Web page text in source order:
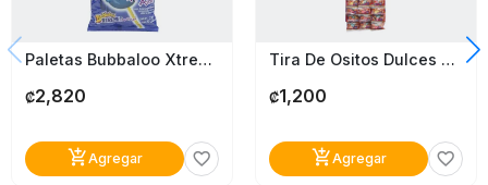
Paletas Bubbaloo Xtreme Mora Azul 332G
₡2,820
add_shopping_cartAgregar favorite_border
Tira De Ositos Dulces Willy 24 Unidades
₡1,200
add_shopping_cartAgregar favorite_border